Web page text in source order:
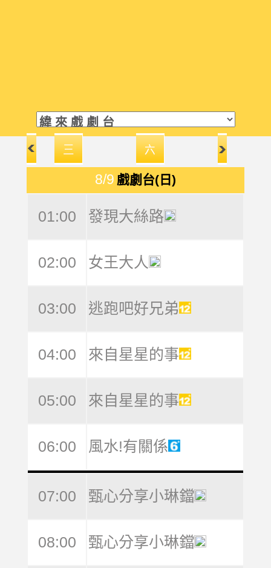
8/9 戲劇台(日)
01:00 發現大絲路
02:00 女王大人
03:00 逃跑吧好兄弟
04:00 來自星星的事
05:00 來自星星的事
06:00 風水!有關係
07:00 甄心分享小琳鐺
08:00 甄心分享小琳鐺